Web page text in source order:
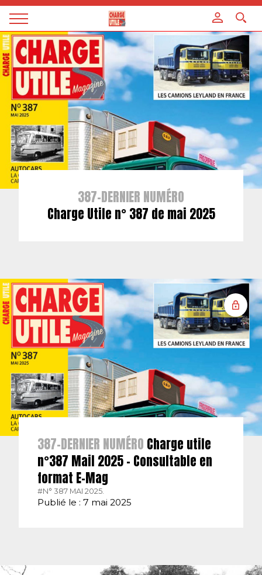
Magazine
Charge
utile
387-DERNIER NUMÉRO
Charge Utile n° 387 de mai 2025
387-DERNIER NUMÉRO Charge utile
n°387 Mail 2025 – Consultable en
format E-Mag
#N° 387 MAI 2025.
Publié le : 7 mai 2025
Panneau de gestion des cookies